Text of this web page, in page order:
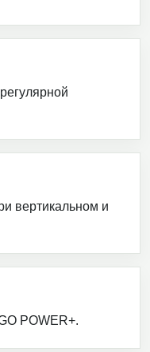
вертикальном и
POWER+.